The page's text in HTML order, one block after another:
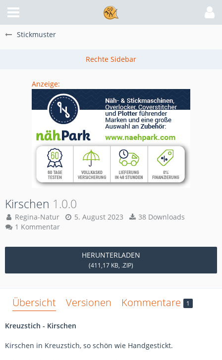
Stickmuster
Anzeige:
Kirschen 1.0.0
Regina-Natur 5. August 2023
38 Downloads
1 Kommentar
HERUNTERLADEN
(411,17 KB, .ZIP)
Übersicht Versionen Kommentare 1
Kreuzstich - Kirschen
Kirschen in Kreuzstich, so schön wie Handgestickt.